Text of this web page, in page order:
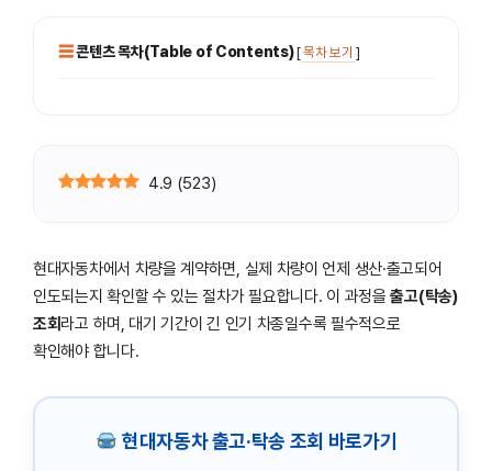
콘텐츠 목차(Table of Contents)[목차 보기 ]
4.9 (523)
현대자동차에서 차량을 계약하면, 실제 차량이 언제 생산·출고되어
인도되는지 확인할 수 있는 절차가 필요합니다. 이 과정을출고(탁송)
조회라고 하며, 대기 기간이 긴 인기 차종일수록 필수적으로
확인해야 합니다.
현대자동차 출고·탁송 조회 바로가기